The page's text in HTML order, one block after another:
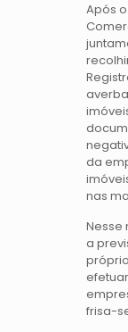
Após
da
nas
Nesse
a
frisa-